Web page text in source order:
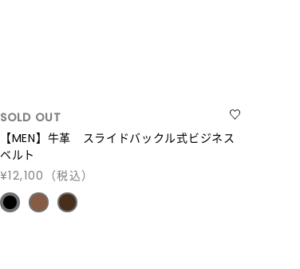
SOLD OUT
【MEN】牛革 スライドバックル式ビジネス
ベルト
¥12,100 （税込）